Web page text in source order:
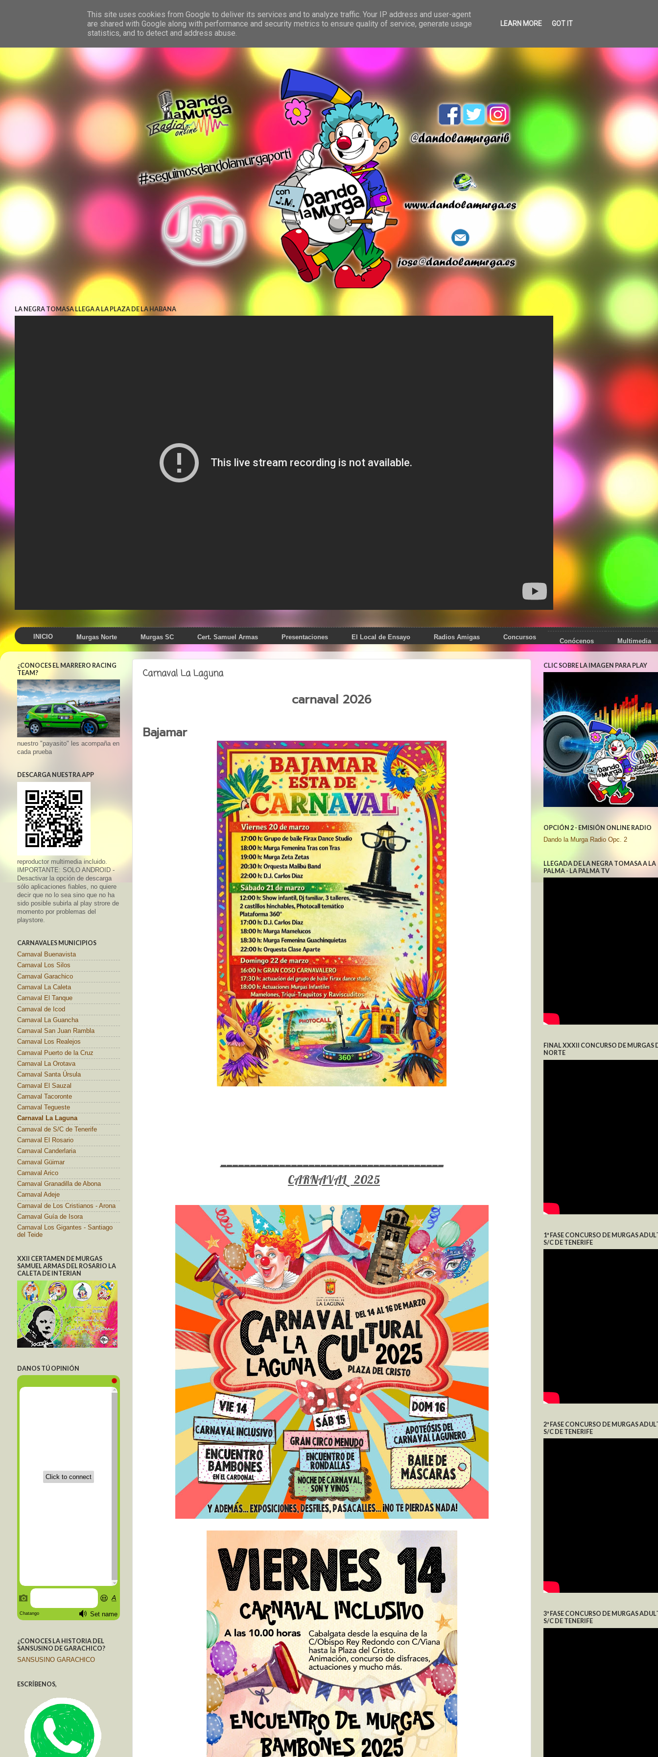
LA NEGRA TOMASA LLEGA A LA PLAZA DE LA HABANA
INICIO Murgas Norte Murgas SC Cert. Samuel Armas Presentaciones El Local de Ensayo Radios Amigas Concursos Conócenos Multimedia
Carnaval La Laguna
carnaval 2026
Bajamar
______________________________________
CARNAVAL 2025
¿CONOCES EL MARRERO RACING
TEAM?
nuestro "payasito" les acompaña en
cada prueba
DESCARGA NUESTRA APP
reproductor multimedia incluido.
IMPORTANTE: SOLO ANDROID -
Desactivar la opción de descarga
sólo aplicaciones fiables, no quiere
decir que no lo sea sino que no ha
sido posible subirla al play strore de
momento por problemas del
playstore.
CARNAVALES MUNICIPIOS
Carnaval Buenavista
Carnaval Los Silos
Carnaval Garachico
Carnaval La Caleta
Carnaval El Tanque
Carnaval de Icod
Carnaval La Guancha
Carnaval San Juan Rambla
Carnaval Los Realejos
Carnaval Puerto de la Cruz
Carnaval La Orotava
Carnaval Santa Úrsula
Carnaval El Sauzal
Carnaval Tacoronte
Carnaval Tegueste
Carnaval La Laguna
Carnaval de S/C de Tenerife
Carnaval El Rosario
Carnaval Canderlaria
Carnaval Güimar
Carnaval Arico
Carnaval Granadilla de Abona
Carnaval Adeje
Carnaval de Los Cristianos - Arona
Carnaval Guía de Isora
Carnaval Los Gigantes - Santiago
del Teide
XXII CERTAMEN DE MURGAS
SAMUEL ARMAS DEL ROSARIO LA
CALETA DE INTERIAN
DANOS TÚ OPINIÓN
¿CONOCES LA HISTORIA DEL
SANSUSINO DE GARACHICO?
SANSUSINO GARACHICO
ESCRÍBENOS,
CLIC SOBRE LA IMAGEN PARA PLAY
OPCIÓN 2 - EMISIÓN ONLINE RADIO
Dando la Murga Radio Opc. 2
LLEGADA DE LA NEGRA TOMASA A LA
PALMA - LA PALMA TV
FINAL XXXII CONCURSO DE MURGAS
NORTE
1ª FASE CONCURSO DE MURGAS
S/C DE TENERIFE
2ª FASE CONCURSO DE MURGAS
S/C DE TENERIFE
3ª FASE CONCURSO DE MURGAS
S/C DE TENERIFE
This site uses cookies from Google to deliver its services and to analyze traffic. Your IP address and user-agent
are shared with Google along with performance and security metrics to ensure quality of service, generate usage
statistics, and to detect and address abuse.
LEARN MORE GOT IT